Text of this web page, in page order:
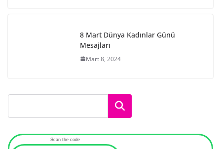
8 Mart Dünya Kadınlar Günü
Mesajları
Mart 8, 2024
Ara
Scan the code